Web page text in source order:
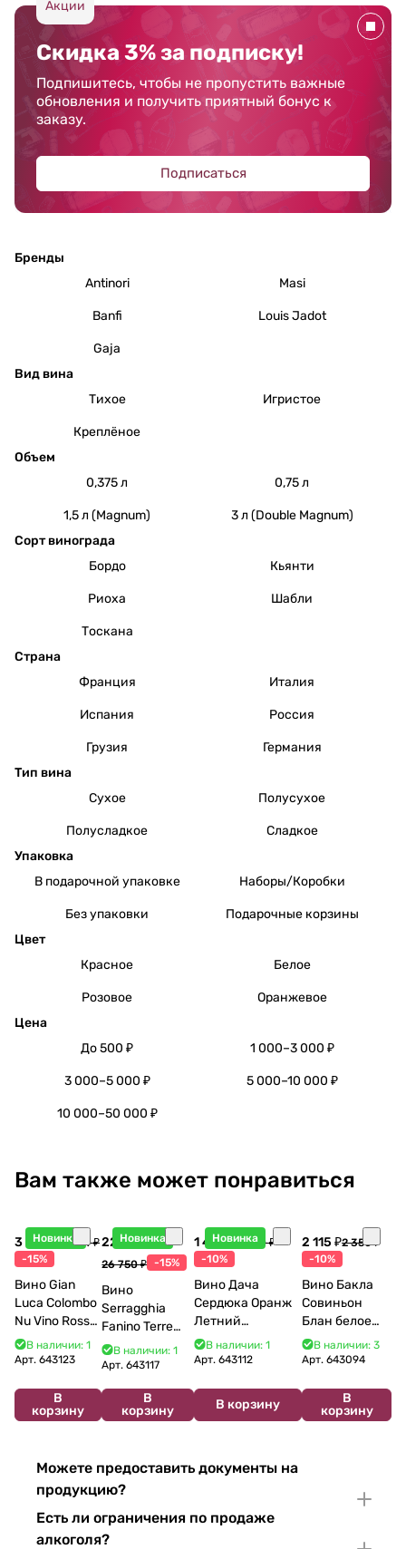
Акции
Скидка 3% за подписку!
Подпишитесь, чтобы не пропустить важные
обновления и получить приятный бонус к
заказу.
Подписаться
Бренды
Antinori
Masi
Banfi Louis Jadot
Gaja
Вид вина
Тихое
Игристое
Креплёное
Объем
0,375 л
0,75 л
1,5 л (Magnum)
3 л (Double Magnum)
Сорт винограда
Бордо
Кьянти
Риоха Шабли
Тоскана
Страна
Франция
Италия
Испания Россия
Грузия
Германия
Тип вина
Сухое
Полусухое
Полусладкое
Сладкое
Упаковка
В подарочной упаковке
Наборы/Коробки
Без упаковки
Подарочные корзины
Цвет
Красное
Белое
Розовое
Оранжевое
Цена
До 500 ₽
1 000–3 000 ₽
3 000–5 000 ₽ 5 000–10 000 ₽
10 000–50 000 ₽
Вам также может понравиться
Новинка
3 998 ₽4 704 ₽
-15%
Вино Gian
Luca Colombo
Nu Vino Rosso
2025 750 мл
В наличии: 1
Арт. 643123
В
корзину
Новинка
22 738 ₽
26 750 ₽ -15%
Вино
Serragghia
Fanino Terre
Siciliane IGP
2022 750 мл
В наличии: 1
Арт.643117
В
корзину
Новинка
1 440 ₽1 600 ₽
-10%
Вино Дача
Сердюка Оранж
Летний
Сибирьковый
2024 750 мл
В наличии: 1
Арт. 643112
В корзину
2 115 ₽2 350 ₽
-10%
Вино Бакла
Совиньон
Блан белое
сухое 750 мл
12%
В наличии: 3
Арт.643094
В
корзину
Можете предоставить документы на
продукцию?
Есть ли ограничения по продаже
алкоголя?